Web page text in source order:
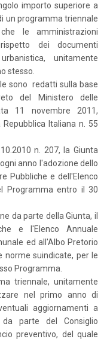
importo superiore a
un programma triennale
le amministrazioni
dei documenti
unitamente
stesso.
sono redatti sulla base
del Ministero delle
11 novembre 2011,
Italiana n. 55
n. 207, la Giunta
anno l'adozione dello
Pubbliche e dell'Elenco
Programma entro il 30
da parte della Giunta, il
e l'Elenco Annuale
ed all'Albo Pretorio
suindicate, per le
Programma.
triennale, unitamente
nel primo anno di
aggiornamenti a
da parte del Consiglio
preventivo, del quale